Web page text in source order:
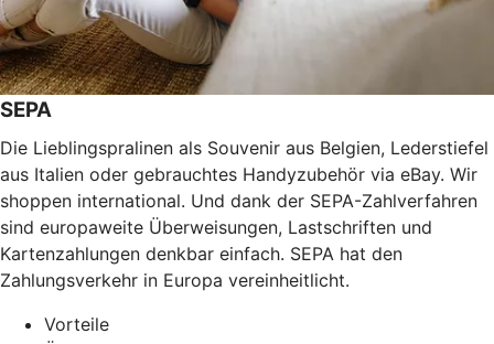
SEPA
Die Lieblingspralinen als Souvenir aus Belgien, Lederstiefel
aus Italien oder gebrauchtes Handyzubehör via eBay. Wir
shoppen international. Und dank der SEPA-Zahlverfahren
sind europaweite Überweisungen, Lastschriften und
Kartenzahlungen denkbar einfach. SEPA hat den
Zahlungsverkehr in Europa vereinheitlicht.
Vorteile